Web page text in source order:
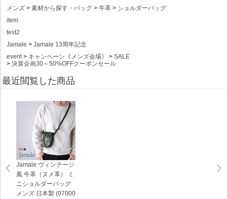
メンズ
素材から探す・バッグ 牛革
ショルダーバッグ
item
test2
Jamale
Jamale 13周年記念
event
キャンペーン《メンズ会場》
SALE
決算企画30～50%OFFクーポンセール
最近閲覧した商品
Jamale ヴィンテージ
風 牛革（ヌメ革） ミ
ニショルダーバッグ
メンズ 日本製 (07000